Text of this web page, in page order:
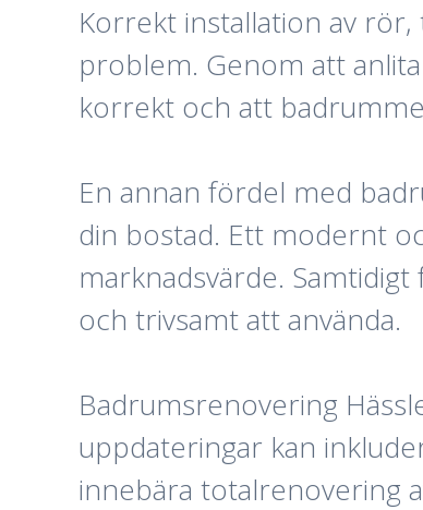
Korrekt installation av
problem. Genom att
korrekt och att
En annan fördel med
din bostad. Ett modernt
marknadsvärde.
och trivsamt att använda.
Badrumsrenovering
uppdateringar kan
innebära totalrenovering